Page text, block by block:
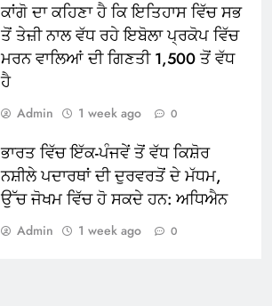
ਕਾਂਗੋ ਦਾ ਕਹਿਣਾ ਹੈ ਕਿ ਇਤਿਹਾਸ ਵਿੱਚ ਸਭ
ਤੋਂ ਤੇਜ਼ੀ ਨਾਲ ਵੱਧ ਰਹੇ ਇਬੋਲਾ ਪ੍ਰਕੋਪ ਵਿੱਚ
ਮਰਨ ਵਾਲਿਆਂ ਦੀ ਗਿਣਤੀ 1,500 ਤੋਂ ਵੱਧ
ਹੈ
Admin 1 week ago 0
ਭਾਰਤ ਵਿੱਚ ਇੱਕ-ਪੰਜਵੇਂ ਤੋਂ ਵੱਧ ਕਿਸ਼ੋਰ
ਨਸ਼ੀਲੇ ਪਦਾਰਥਾਂ ਦੀ ਦੁਰਵਰਤੋਂ ਦੇ ਮੱਧਮ,
ਉੱਚ ਜੋਖਮ ਵਿੱਚ ਹੋ ਸਕਦੇ ਹਨ: ਅਧਿਐਨ
Admin 1 week ago 0